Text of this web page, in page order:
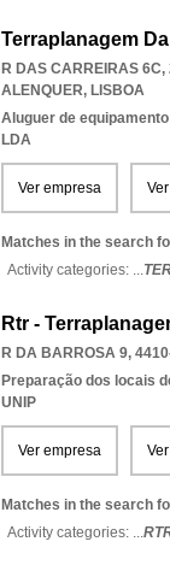
Terraplanagem
R DAS CARREIRAS 6C,
ALENQUER, LISBOA
Aluguer de
LDA
Ver empresa
Matches in the search
Activity categories: ...
Rtr -
R DA BARROSA 9,
Preparação dos locais
UNIP
Ver empresa
Matches in the search
Activity categories: ...